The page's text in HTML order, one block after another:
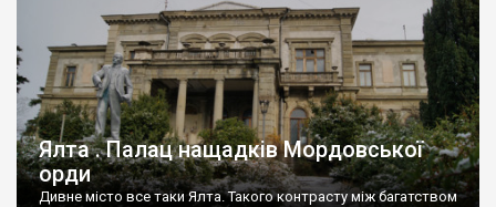
Ялта . Палац нащадків Мордовської
орди
Дивне місто все таки Ялта. Такого контрасту між багатством